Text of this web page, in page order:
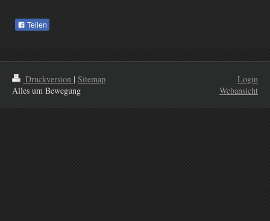
Teilen
Druckversion | Sitemap
Alles um Bewegung
Login
Webansicht